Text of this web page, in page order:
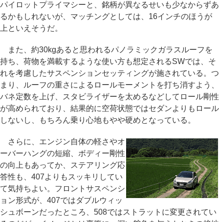
パイロットプライマシーと、銘柄が異なるせいも少なからずあ
るかもしれないが、マッチングとしては、16インチのほうが
上といえそうだ。
また、約30kgあると思われるパノラミックガラスルーフを
持ち、荷物を満載するような使い方も想定されるSWでは、そ
れを考慮したサスペンションセッティングが施されている。つ
まり、ルーフの重さによるロールモーメントを打ち消すよう、
バネ定数を上げ、スタビライザーを太めるなどしてロール剛性
が高められており、結果的に空荷状態ではセダンよりもロール
しないし、もちろん乗り心地もやや硬めとなっている。
さらに、エンジン自体の軽さやオ
ーバーハングの短縮、ボディー剛性
の向上もあってか、ステアリング応
答性も、407よりもスッキリしてい
て気持ちよい。フロントサスペンシ
ョン形式が、407ではダブルウィッ
シュボーンだったところ、508ではストラットに変更されてい